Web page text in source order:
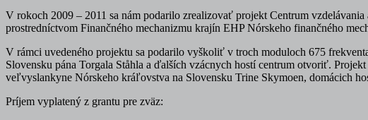
V rokoch 2009 – 2011 sa nám podarilo zrealizovať projekt Centrum
prostredníctvom Finančného mechanizmu krajín EHP Nórskeho finančného
V rámci uvedeného projektu sa podarilo vyškoliť v troch moduloch 675
Slovensku pána Torgala Ståhla a ďalších vzácnych hostí centrum otvoriť.
veľvyslankyne Nórskeho kráľovstva na Slovensku Trine Skymoen, domácich
Príjem vyplatený z grantu pre zväz: